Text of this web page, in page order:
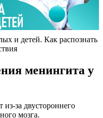
и детей. Как распознать
менингита у
за двустороннего
мозга.